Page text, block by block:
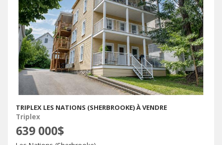
TRIPLEX LES NATIONS (SHERBROOKE) À VENDRE
Triplex
639 000$